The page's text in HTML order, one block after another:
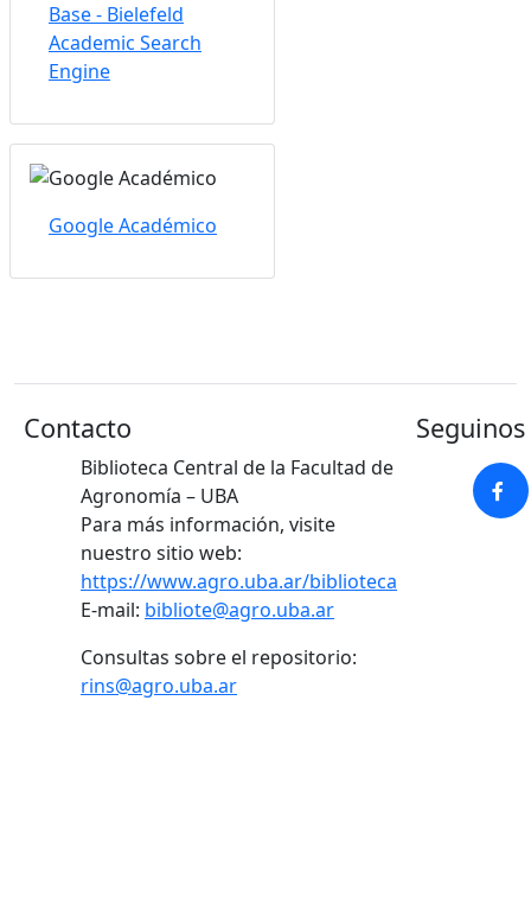
Base - Bielefeld
Academic Search
Engine
Google Académico
Contacto
Biblioteca Central de la Facultad de
Agronomía – UBA
Para más información, visite
nuestro sitio web:
https://www.agro.uba.ar/biblioteca
E-mail: bibliote@agro.uba.ar
Consultas sobre el repositorio:
rins@agro.uba.ar